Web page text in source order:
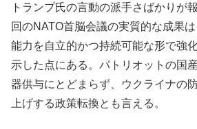
トランプ氏の言動の派手さばかりが
回のNATO首脳会議の実質的な成果
能力を自立的かつ持続可能な形で強
示した点にある。パトリオットの国
器供与にとどまらず、ウクライナの
上げする政策転換とも言える。